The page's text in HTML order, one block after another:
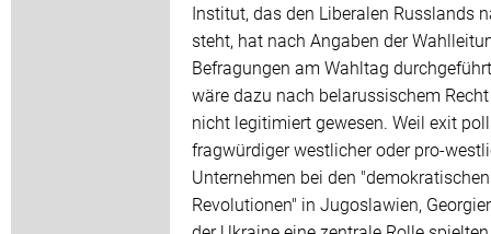
Institut, das den Liberalen Russlands
steht, hat nach Angaben der
Befragungen am Wahltag
wäre dazu nach belarussischem
nicht legitimiert gewesen. Weil exit
fragwürdiger westlicher oder pro-
Unternehmen bei den "demokratischen
Revolutionen" in Jugoslawien,